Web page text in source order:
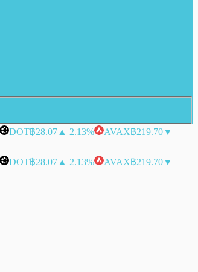
DOT฿28.07 ▲ 2.13% AVAX฿219.70▼
DOT฿28.07 ▲ 2.13% AVAX฿219.70▼